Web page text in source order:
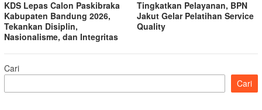
KDS Lepas Calon Paskibraka
Kabupaten Bandung 2026,
Tekankan Disiplin,
Nasionalisme, dan Integritas
Tingkatkan Pelayanan, BPN
Jakut Gelar Pelatihan Service
Quality
Cari
Cari